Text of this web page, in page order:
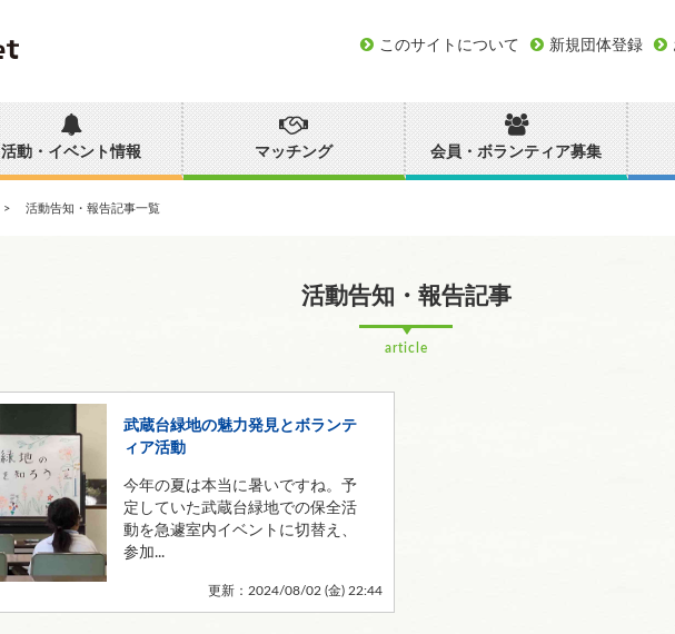
このサイトについて 新規団体登録
活動・イベント情報 マッチング 会員・ボランティア募集
活動告知・報告記事一覧
活動告知・報告記事
article
武蔵台緑地の魅力発見とボランテ
ィア活動
今年の夏は本当に暑いですね。予
定していた武蔵台緑地での保全活
動を急遽室内イベントに切替え、
参加...
更新：2024/08/02 (金) 22:44